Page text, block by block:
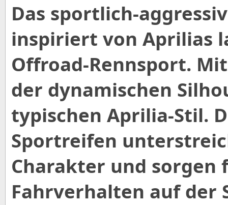
Das sportlich-
inspiriert von Aprilias
Offroad-Rennsport.
der dynamischen
typischen Aprilia-Stil.
Sportreifen
Charakter und sorgen
Fahrverhalten auf der